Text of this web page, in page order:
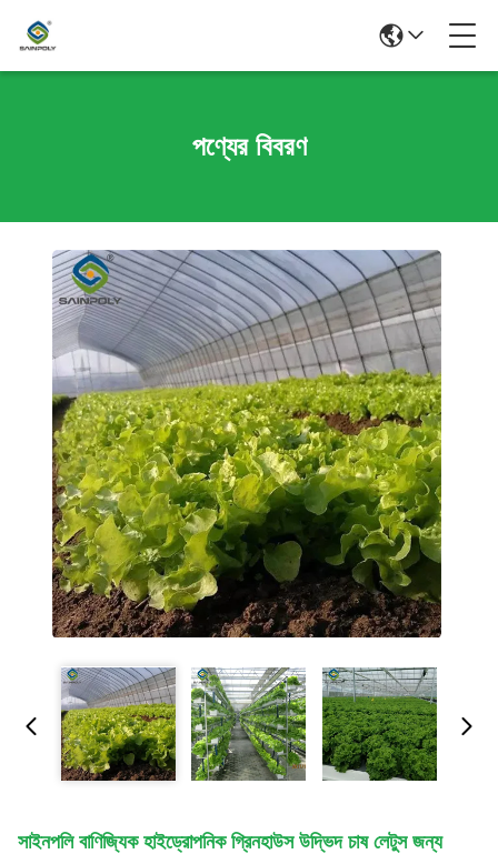
পণ্যের বিবরণ
সাইনপলি বাণিজ্যিক হাইড্রোপনিক গ্রিনহাউস উদ্ভিদ চাষ লেটুস জন্য